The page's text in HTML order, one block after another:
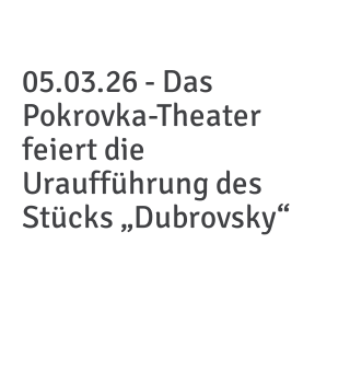
05.03.26 - Das
Pokrovka-Theater
feiert die
Uraufführung des
Stücks „Dubrovsky“